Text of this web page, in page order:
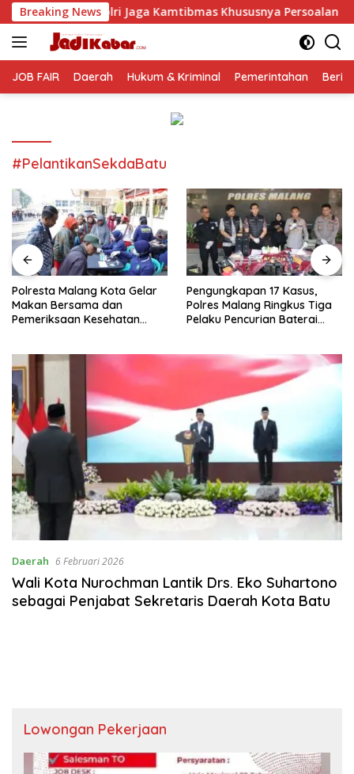
Langsung
ke
konten
Breaking News
Kamtibmas Khususnya Persoalan Sosial Polresta
JOB FAIR Daerah Hukum & Kriminal Pemerintahan
#PelantikanSekdaBatu
Polresta Malang Kota Gelar
Makan Bersama dan
Pemeriksaan Kesehatan
Pengungkapan 17 Kasus,
Polres Malang Ringkus Tiga
Pelaku Pencurian Baterai
Daerah 6 Februari 2026
Wali Kota Nurochman Lantik Drs. Eko Suhartono
sebagai Penjabat Sekretaris Daerah Kota Batu
Lowongan Pekerjaan